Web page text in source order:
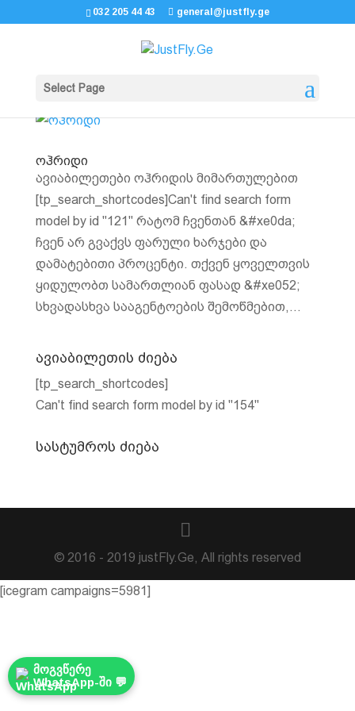
მოგვწერე
WhatsApp-ში 💬
032 205 44 43 general@justfly.ge
Select Page
ოჰრიდი
ავიაბილეთები ოჰრიდის მიმართულებით
[tp_search_shortcodes]Can't find search form
model by id "121" რატომ ჩვენთან &#xe0da;
ჩვენ არ გვაქვს ფარული ხარჯები და
დამატებითი პროცენტი. თქვენ ყოველთვის
ყიდულობთ სამართლიან ფასად &#xe052;
სხვადასხვა სააგენტოების შემოწმებით,...
ავიაბილეთის ძიება
[tp_search_shortcodes]
Can't find search form model by id "154"
სასტუმროს ძიება
© 2016 - 2019 justFly.Ge, All rights reserved
[icegram campaigns=5981]